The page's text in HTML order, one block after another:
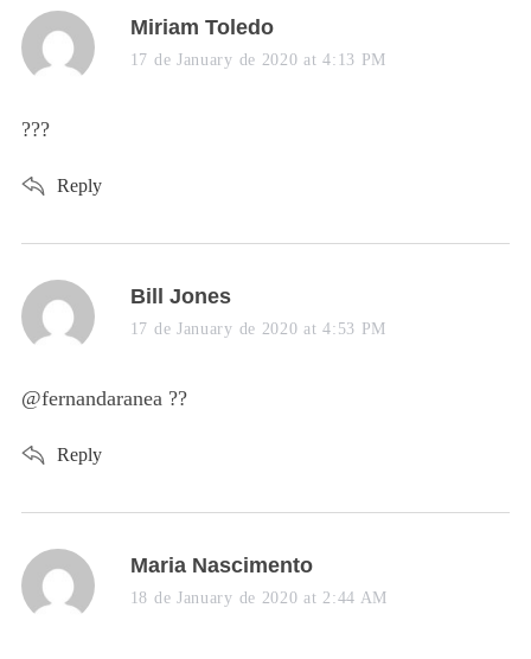
s
a
Miriam Toledo
17 de January de 2020 at 4:13 PM
???
Reply
s
a
s
Bill Jones
17 de January de 2020 at 4:53 PM
@fernandaranea ??
Reply
s
a
Maria Nascimento
18 de January de 2020 at 2:44 AM
a
c
f
: